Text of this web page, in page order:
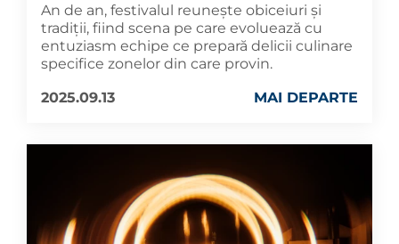
An de an, festivalul reunește obiceiuri și
tradiții, fiind scena pe care evoluează cu
entuziasm echipe ce prepară delicii culinare
specifice zonelor din care provin.
2025.09.13
MAI DEPARTE